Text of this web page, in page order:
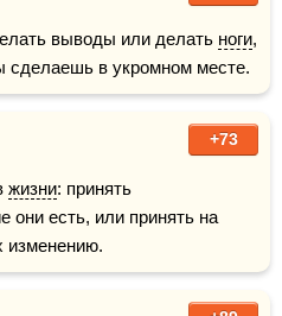
выводы или делать ноги,
сделаешь в укромном месте.
+73
жизни: принять
они есть, или принять на
изменению.